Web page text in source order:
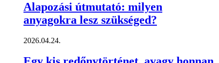
Alapozási útmutató: milyen
anyagokra lesz szükséged?
2026.04.24.